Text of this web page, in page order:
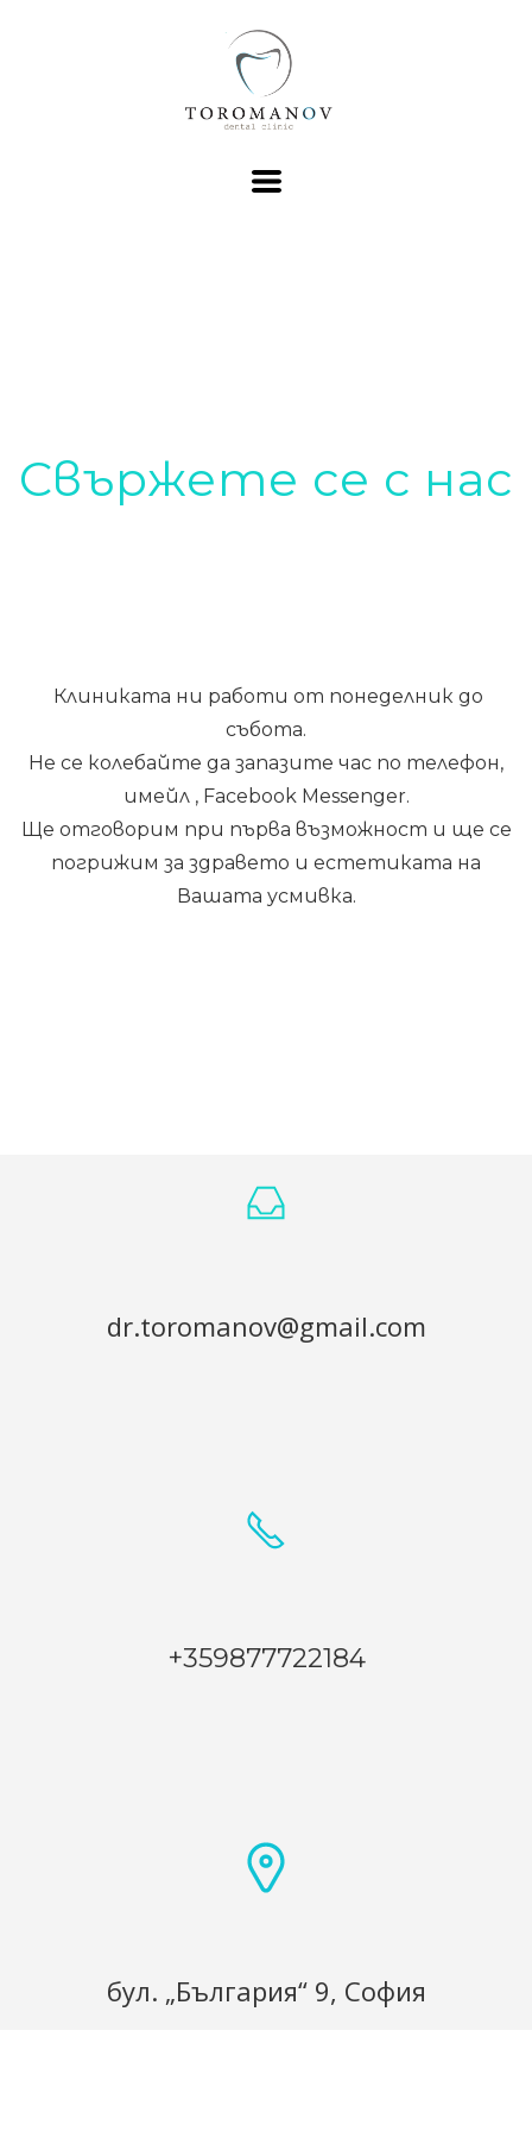
Свържете се с нас
Клиниката ни работи от понеделник до
събота.
Не се колебайте да запазите час по телефон,
имейл , Facebook Messenger.
Ще отговорим при първа възможност и ще се
погрижим за здравето и естетиката на
Вашата усмивка.
dr.toromanov@gmail.com
+359877722184
бул. „България“ 9, София